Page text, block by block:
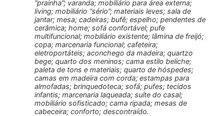
“prainha”; varanda; mobiliário para área externa;
living; mobiliário “sério”; materiais leves; sala de
jantar; mesa; cadeiras; bufê; espelho; pendentes de
cerâmica; home; sofá confortável; pufe
multifuncional; mobiliário existente; lâmina de freijó;
copa; marcenaria funcional; cafeteira;
eletroportáteis; aconchego da madeira; quartzo
bege; quarto dos meninos; cama estilo beliche;
paleta de tons e materiais; quarto de hóspedes;
camas em madeira com corda; estampas para
almofadas; brinquedoteca; sofá; pufes; tecidos
infantis; marcenaria laqueada; suíte do casal;
mobiliário sofisticado; cama ripada; mesas de
cabeceira; conforto; descontraído.